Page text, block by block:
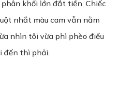
khối lớn đắt tiền. Chiếc
nhắt màu cam vẫn nằm
nhìn tôi vừa phì phèo điếu
đến thì phải.